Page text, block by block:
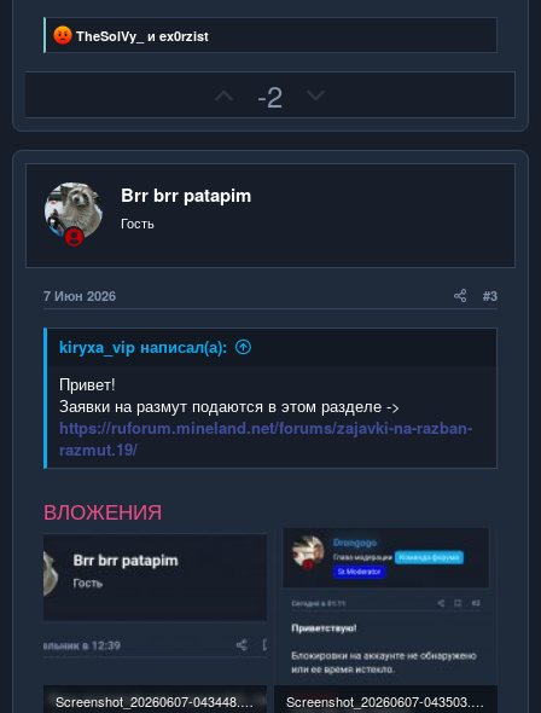
Р
е
а
и
:
TheSolVy_ и ex0rzist
П
о
з
т
в
ы
й
о
л
о
-2
е
г
в
ы
о
л
о
Brr brr patapim
Гость
7 Июн 2026 #3
kiryxa_vip написал(а):
Привет!
Заявки на размут подаются в этом разделе ->
https://ruforum.mineland.net/forums/zajavki-na-razban-
razmut.19/
ВЛОЖЕНИЯ
Screenshot_20260607-043448.jpg
Screenshot_20260607-043503.jpg